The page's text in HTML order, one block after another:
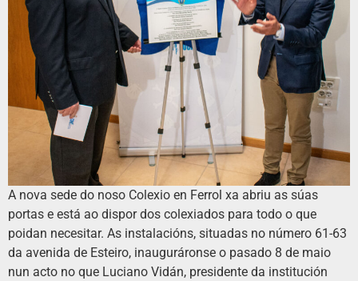
A nova sede do noso Colexio en Ferrol xa abriu as súas
portas e está ao dispor dos colexiados para todo o que
poidan necesitar. As instalacións, situadas no número 61-63
da avenida de Esteiro, inauguráronse o pasado 8 de maio
nun acto no que Luciano Vidán, presidente da institución